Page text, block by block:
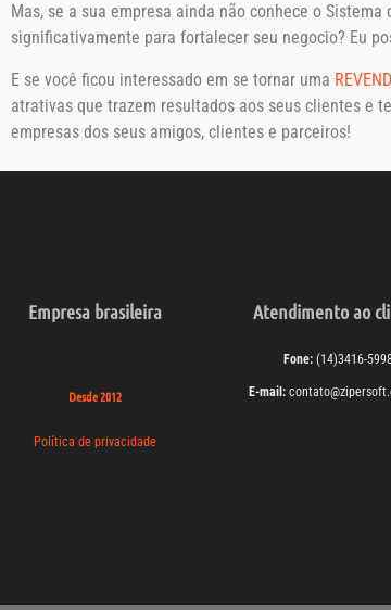
Mas, se a sua empresa ainda não conhece o
significativamente para fortalecer seu negocio? Eu
E se você ficou interessado em se tornar uma
atrativas que trazem resultados aos seus clientes e
empresas dos seus amigos, clientes e parceiros!
Empresa brasileira
Desde 2012
Política de privacidade
Atendimento ao
Fone: (14)3416-
E-mail: